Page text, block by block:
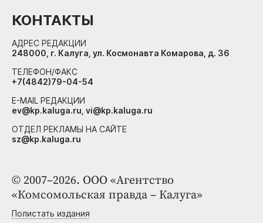
© 2007–2026. ООО «Агентство
«Комсомольская правда – Калуга»
Полистать издания
КОНТАКТЫ
АДРЕС РЕДАКЦИИ
248000, г. Калуга, ул. Космонавта Комарова, д. 36
ТЕЛЕФОН/ФАКС
+7(4842)79-04-54
E-MAIL РЕДАКЦИИ
ev@kp.kaluga.ru, vi@kp.kaluga.ru
ОТДЕЛ РЕКЛАМЫ НА САЙТЕ
sz@kp.kaluga.ru